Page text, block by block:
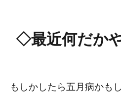
◇最近何だか
もしかしたら五月病かも